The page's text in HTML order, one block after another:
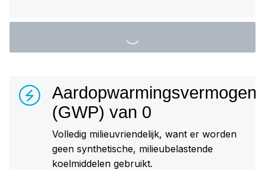
Aardopwarmingsvermogen
(GWP) van 0
Volledig milieuvriendelijk, want er worden
geen synthetische, milieubelastende
koelmiddelen gebruikt.